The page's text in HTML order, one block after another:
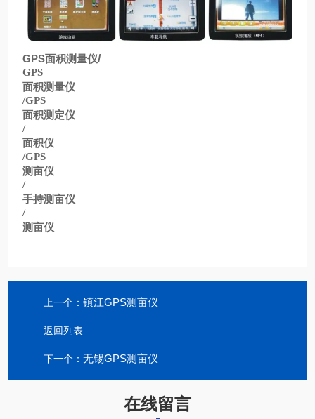
GPS面积测量仪/
GPS
面积测量仪
/GPS
面积测定仪
/
面积仪
/GPS
测亩仪
/
手持测亩仪
/
测亩仪
上一个： 镇江GPS测亩仪
返回列表
下一个： 无锡GPS测亩仪
在线留言